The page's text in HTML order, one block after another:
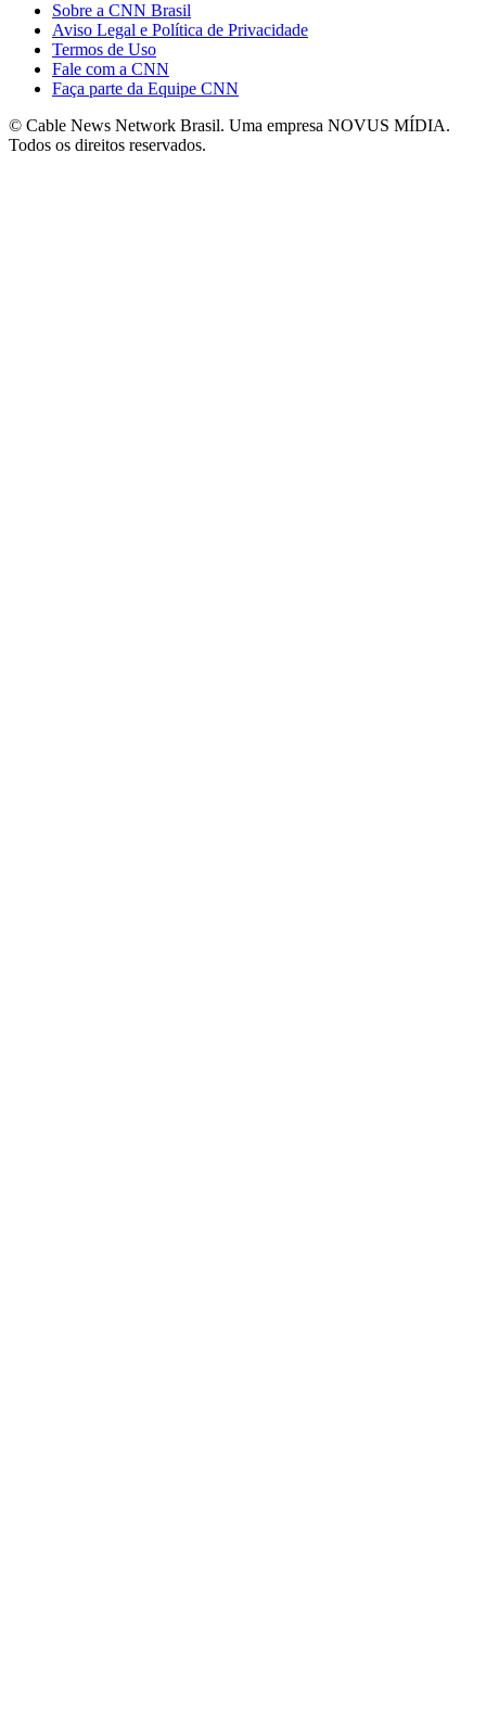
Sobre a CNN Brasil
Aviso Legal e Política de Privacidade
Termos de Uso
Fale com a CNN
Faça parte da Equipe CNN
© Cable News Network Brasil. Uma empresa NOVUS MÍDIA.
Todos os direitos reservados.